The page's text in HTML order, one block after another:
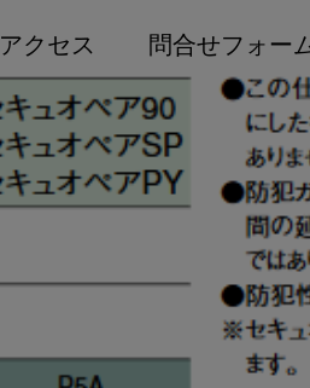
アクセス 問合せフォー